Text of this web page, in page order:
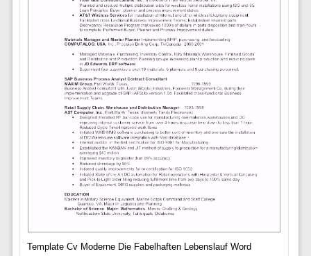
Template Cv Moderne Die Fabelhaften Lebenslauf Word